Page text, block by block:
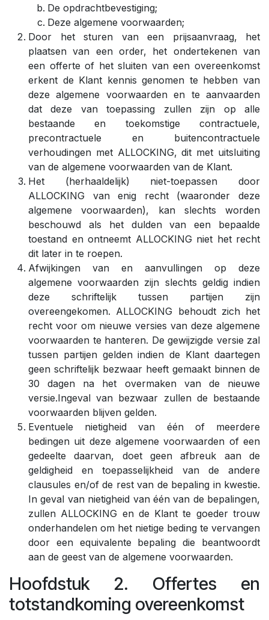
De opdrachtbevestiging;
Deze algemene voorwaarden;
Door het sturen van een prijsaanvraag, het
plaatsen van een order, het ondertekenen van
een offerte of het sluiten van een overeenkomst
erkent de Klant kennis genomen te hebben van
deze algemene voorwaarden en te aanvaarden
dat deze van toepassing zullen zijn op alle
bestaande en toekomstige contractuele,
precontractuele en buitencontractuele
verhoudingen met ALLOCKING, dit met uitsluiting
van de algemene voorwaarden van de Klant.
Het (herhaaldelijk) niet-toepassen door
ALLOCKING van enig recht (waaronder deze
algemene voorwaarden), kan slechts worden
beschouwd als het dulden van een bepaalde
toestand en ontneemt ALLOCKING niet het recht
dit later in te roepen.
Afwijkingen van en aanvullingen op deze
algemene voorwaarden zijn slechts geldig indien
deze schriftelijk tussen partijen zijn
overeengekomen. ALLOCKING behoudt zich het
recht voor om nieuwe versies van deze algemene
voorwaarden te hanteren. De gewijzigde versie zal
tussen partijen gelden indien de Klant daartegen
geen schriftelijk bezwaar heeft gemaakt binnen de
30 dagen na het overmaken van de nieuwe
versie.Ingeval van bezwaar zullen de bestaande
voorwaarden blijven gelden.
Eventuele nietigheid van één of meerdere
bedingen uit deze algemene voorwaarden of een
gedeelte daarvan, doet geen afbreuk aan de
geldigheid en toepasselijkheid van de andere
clausules en/of de rest van de bepaling in kwestie.
In geval van nietigheid van één van de bepalingen,
zullen ALLOCKING en de Klant te goeder trouw
onderhandelen om het nietige beding te vervangen
door een equivalente bepaling die beantwoordt
aan de geest van de algemene voorwaarden.
Hoofdstuk 2. Offertes en
totstandkoming overeenkomst